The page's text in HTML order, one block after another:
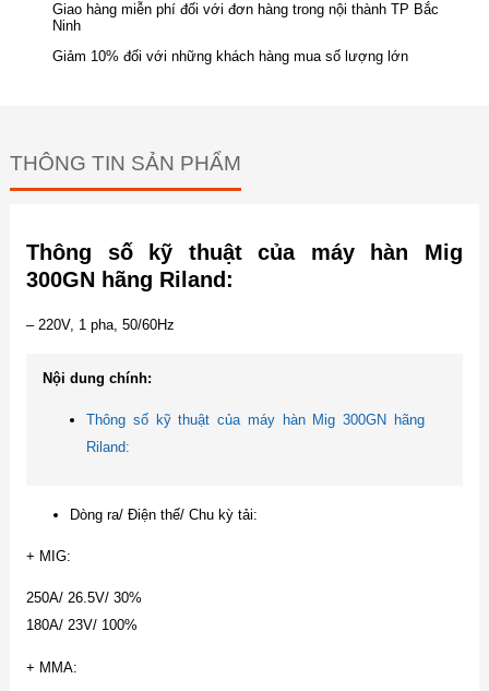
Giao hàng miễn phí đối với đơn hàng trong nội thành TP Bắc
Ninh
Giảm 10% đối với những khách hàng mua số lượng lớn
THÔNG TIN SẢN PHẨM
Thông số kỹ thuật của máy hàn Mig
300GN hãng Riland:
– 220V, 1 pha, 50/60Hz
Nội dung chính:
Thông số kỹ thuật của máy hàn Mig 300GN hãng
Riland:
Dòng ra/ Điện thế/ Chu kỳ tải:
+ MIG:
250A/ 26.5V/ 30%
180A/ 23V/ 100%
+ MMA: